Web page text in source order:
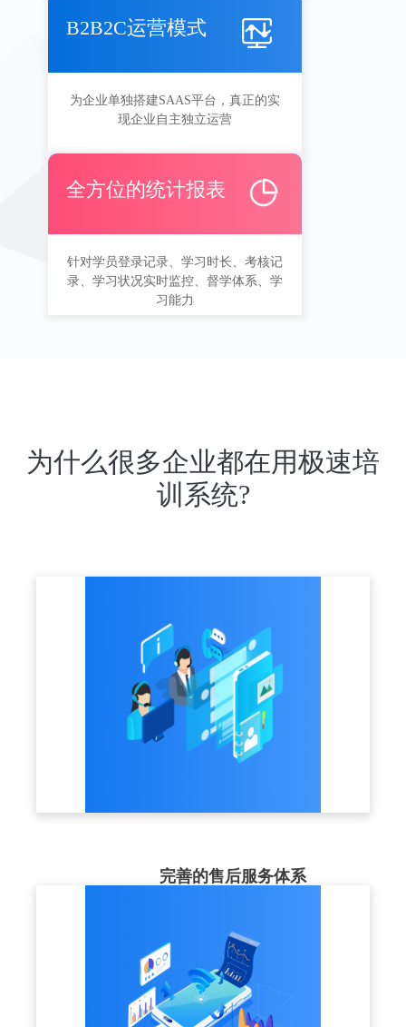
B2B2C运营模式
为企业单独搭建SAAS平台，真正的实
现企业自主独立运营
全方位的统计报表
针对学员登录记录、学习时长、考核记
录、学习状况实时监控、督学体系、学
习能力
为什么很多企业都在用极速培
训系统?
完善的售后服务体系
7x24小时及时响应，让客户使用更加放心。